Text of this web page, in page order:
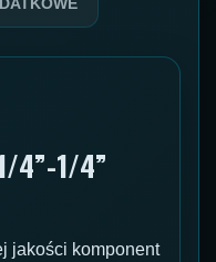
4”-1/4”
jakości komponent